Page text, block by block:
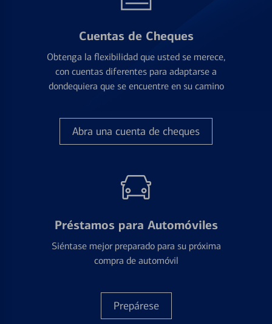
Cuentas de Cheques
Obtenga la flexibilidad que usted se merece,
con cuentas diferentes para adaptarse a
dondequiera que se encuentre en su camino
Abra una cuenta de cheques
Préstamos para Automóviles
Siéntase mejor preparado para su próxima
compra de automóvil
Prepárese